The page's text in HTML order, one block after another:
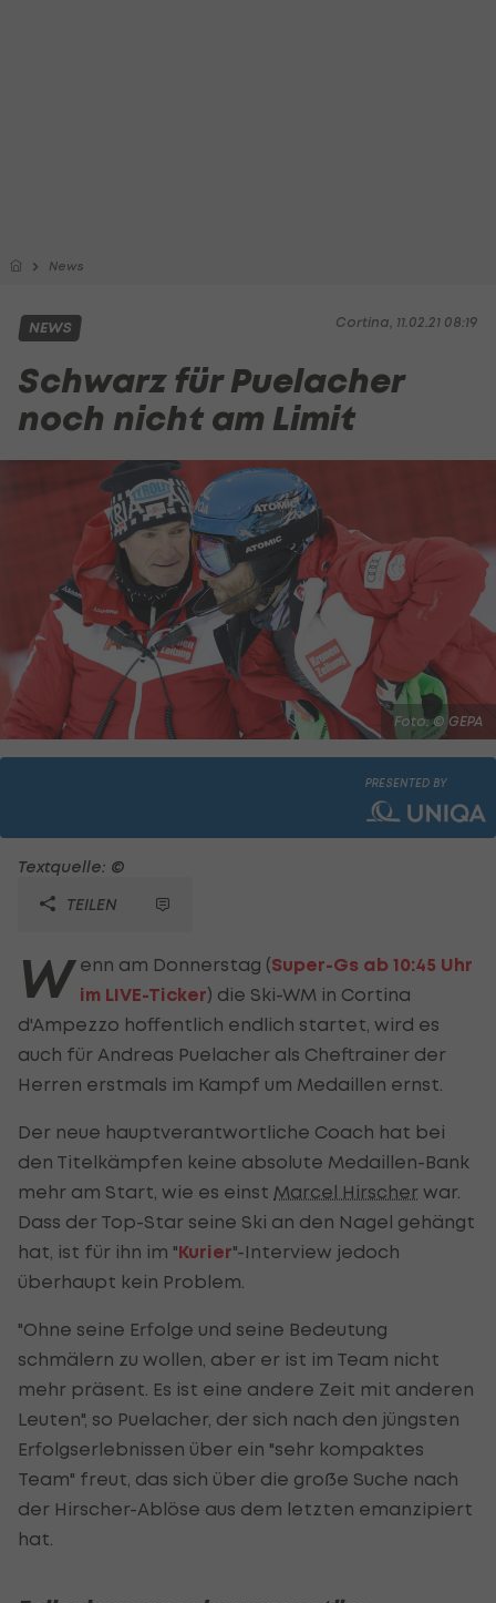
News
Cortina, 11.02.21 08:19
NEWS
Schwarz für Puelacher
noch nicht am Limit
Foto: © GEPA
PRESENTED BY
Textquelle: ©
TEILEN
W enn am Donnerstag (Super-Gs ab 10:45 Uhr
im LIVE-Ticker) die Ski-WM in Cortina
d'Ampezzo hoffentlich endlich startet, wird es
auch für Andreas Puelacher als Cheftrainer der
Herren erstmals im Kampf um Medaillen ernst.
Der neue hauptverantwortliche Coach hat bei
den Titelkämpfen keine absolute Medaillen-Bank
mehr am Start, wie es einst Marcel Hirscher war.
Dass der Top-Star seine Ski an den Nagel gehängt
hat, ist für ihn im "Kurier"-Interview jedoch
überhaupt kein Problem.
"Ohne seine Erfolge und seine Bedeutung
schmälern zu wollen, aber er ist im Team nicht
mehr präsent. Es ist eine andere Zeit mit anderen
Leuten", so Puelacher, der sich nach den jüngsten
Erfolgserlebnissen über ein "sehr kompaktes
Team" freut, das sich über die große Suche nach
der Hirscher-Ablöse aus dem letzten emanzipiert
hat.